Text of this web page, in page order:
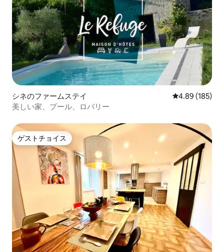
シネのファームステイ レビュー185
4.89 (185)
美しい家、プール、ロバリー
ゲストチョイス
ゲストチョイス